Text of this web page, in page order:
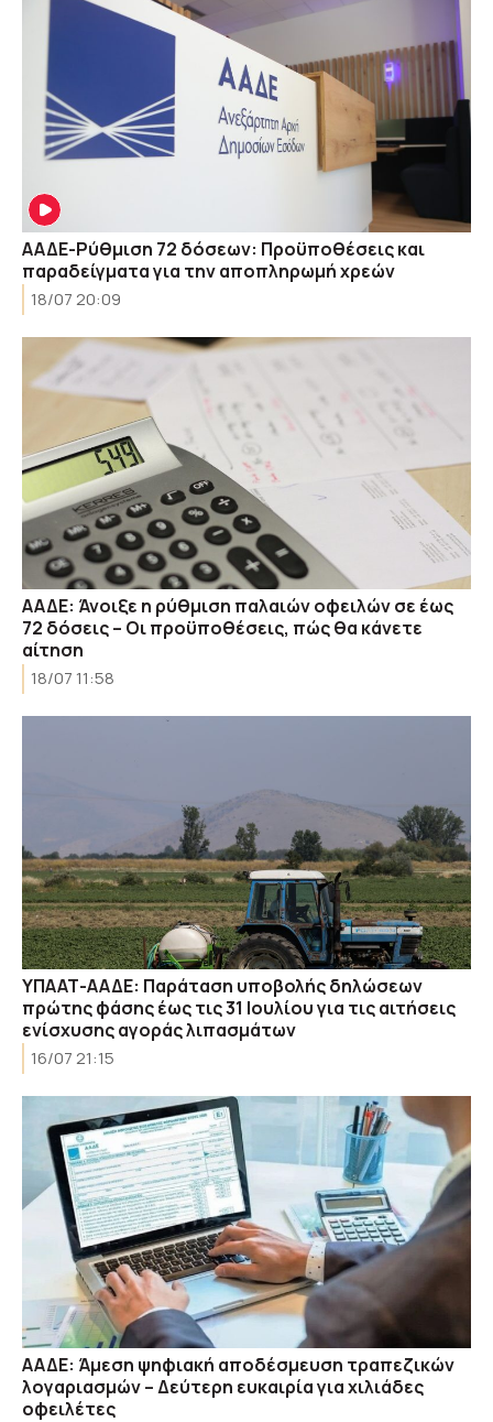
ΑΑΔΕ-Ρύθμιση 72 δόσεων: Προϋποθέσεις και
παραδείγματα για την αποπληρωμή χρεών
18/07 20:09
ΑΑΔΕ: Άνοιξε η ρύθμιση παλαιών οφειλών σε έως
72 δόσεις – Οι προϋποθέσεις, πώς θα κάνετε
αίτηση
18/07 11:58
ΥΠΑΑΤ-ΑΑΔΕ: Παράταση υποβολής δηλώσεων
πρώτης φάσης έως τις 31 Ιουλίου για τις αιτήσεις
ενίσχυσης αγοράς λιπασμάτων
16/07 21:15
ΑΑΔΕ: Άμεση ψηφιακή αποδέσμευση τραπεζικών
λογαριασμών – Δεύτερη ευκαιρία για χιλιάδες
οφειλέτες